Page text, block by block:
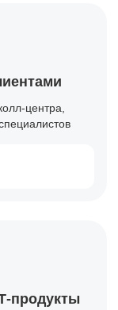
центра,
продукты